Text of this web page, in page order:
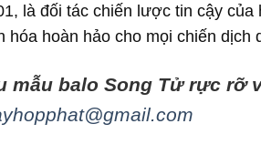
là đối tác chiến lược tin cậy
hoàn hảo cho mọi chiến dịch
mẫu balo Song Tử rực rỡ